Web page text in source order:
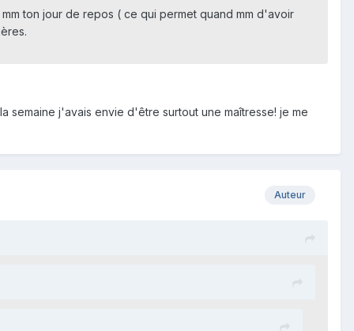
ton jour de repos ( ce qui permet quand mm d'avoir
j'avais envie d'être surtout une maîtresse! je me
Auteur